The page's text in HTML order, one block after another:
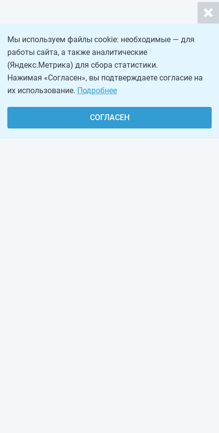
Мы используем файлы cookie: необходимые — для
работы сайта, а также аналитические
(Яндекс.Метрика) для сбора статистики.
Нажимая «Согласен», вы подтверждаете согласие на
их использование. Подробнее
СОГЛАСЕН